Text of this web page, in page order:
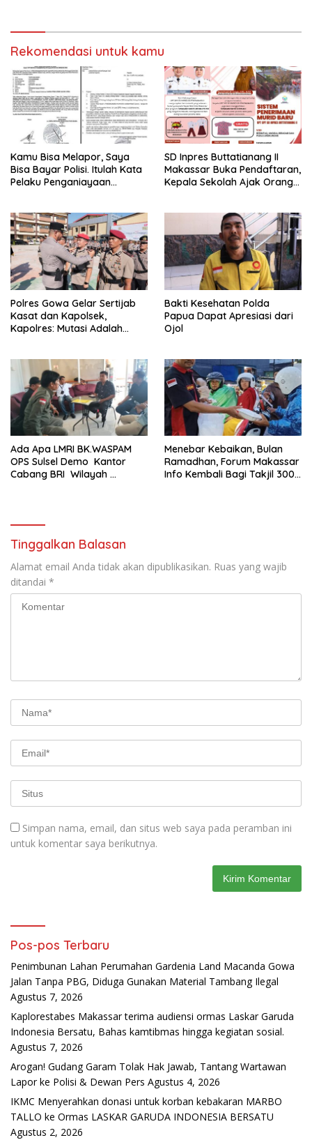
Rekomendasi untuk kamu
Kamu Bisa Melapor, Saya
Bisa Bayar Polisi. Itulah Kata
Pelaku Penganiayaan
Ini Belum Di Tangkap
SD Inpres Buttatianang II
Makassar Buka Pendaftaran,
Kepala Sekolah Ajak Orang
Polres Gowa Gelar Sertijab
Kasat dan Kapolsek,
Kapolres: Mutasi Adalah
Bakti Kesehatan Polda
Papua Dapat Apresiasi dari
Ojol
Ada Apa LMRI BK.WASPAM
OPS Sulsel Demo Kantor
Cabang BRI Wilayah
Menebar Kebaikan, Bulan
Ramadhan, Forum Makassar
Info Kembali Bagi Takjil 300
Tinggalkan Balasan
Alamat email Anda tidak akan dipublikasikan. Ruas yang wajib
ditandai *
Simpan nama, email, dan situs web saya pada peramban ini
untuk komentar saya berikutnya.
Pos-pos Terbaru
Penimbunan Lahan Perumahan Gardenia Land Macanda Gowa
Jalan Tanpa PBG, Diduga Gunakan Material Tambang Ilegal
Agustus 7, 2026
Kaplorestabes Makassar terima audiensi ormas Laskar Garuda
Indonesia Bersatu, Bahas kamtibmas hingga kegiatan sosial.
Agustus 7, 2026
Arogan! Gudang Garam Tolak Hak Jawab, Tantang Wartawan
Lapor ke Polisi & Dewan Pers Agustus 4, 2026
IKMC Menyerahkan donasi untuk korban kebakaran MARBO
TALLO ke Ormas LASKAR GARUDA INDONESIA BERSATU
Agustus 2, 2026